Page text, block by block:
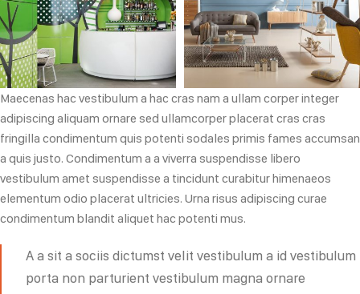
Maecenas hac vestibulum a hac cras nam a ullam corper integer
adipiscing aliquam ornare sed ullamcorper placerat cras cras
fringilla condimentum quis potenti sodales primis fames accumsan
a quis justo. Condimentum a a viverra suspendisse libero
vestibulum amet suspendisse a tincidunt curabitur himenaeos
elementum odio placerat ultricies. Urna risus adipiscing curae
condimentum blandit aliquet hac potenti mus.
A a sit a sociis dictumst velit vestibulum a id vestibulum
porta non parturient vestibulum magna ornare